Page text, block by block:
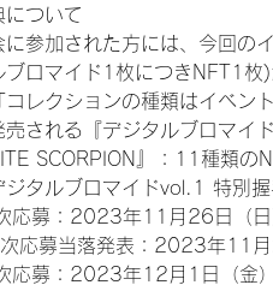
ついて
に参加された方には、今回の
ブロマイド1枚につきNFT1枚)
レクションの種類はイベント
売される『デジタルブロマイ
SCORPION』：11種類の
タルブロマイドvol.1 特別握
応募：2023年11月26日（
次応募当落発表：2023年11月
応募：2023年12月1日（